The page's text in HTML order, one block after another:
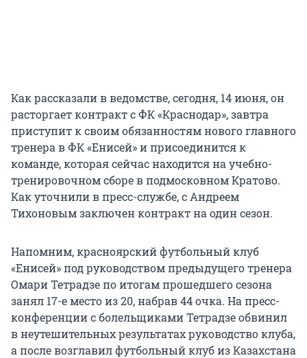
Как рассказали в ведомстве, сегодня, 14 июня, он
расторгает контракт с ФК «Краснодар», завтра
приступит к своим обязанностям нового главного
тренера в ФК «Енисей» и присоединится к
команде, которая сейчас находится на учебно-
тренировочном сборе в подмосковном Кратово.
Как уточнили в пресс-службе, с Андреем
Тихоновым заключен контракт на один сезон.
Напомним, красноярский футбольный клуб
«Енисей» под руководством предыдущего тренера
Омари Тетрадзе по итогам прошедшего сезона
занял 17-е место из 20, набрав 44 очка. На пресс-
конференции с болельщиками Тетрадзе обвинил
в неутешительных результатах руководство клуба,
а после возглавил футбольный клуб из Казахстана